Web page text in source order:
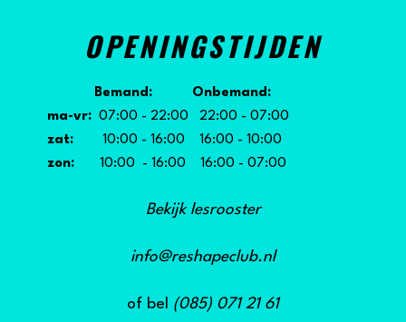
OPENINGSTIJDEN
Bemand: Onbemand:
ma-vr: 07:00 - 22:00 22:00 - 07:00
zat:10:00 - 16:00 16:00 - 10:00
zon: 10:00 - 16:00 16:00 - 07:00
Bekijk lesrooster
info@reshapeclub.nl
of bel (085) 071 21 61